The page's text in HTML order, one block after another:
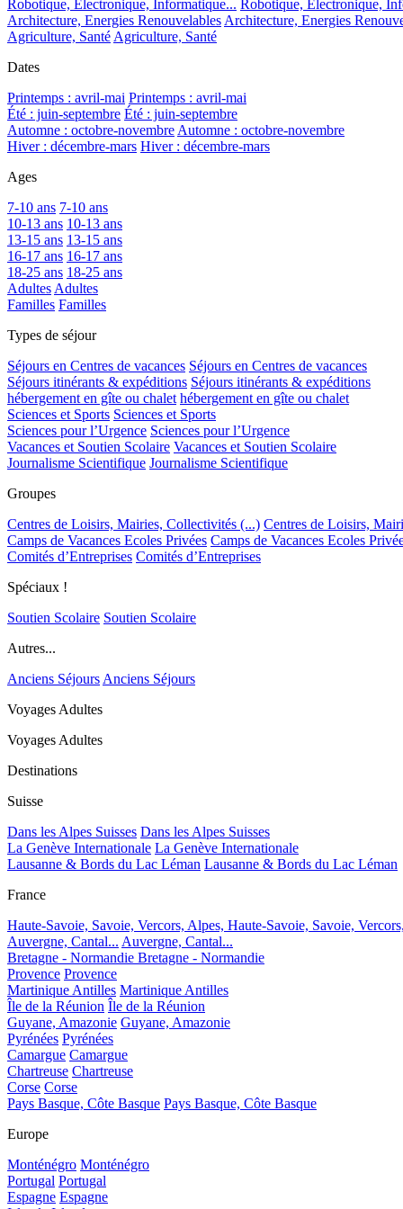
Robotique, Electronique, Informatique... Robotique, Electronique,
Architecture, Energies Renouvelables Architecture, Energies
Agriculture, Santé Agriculture, Santé
Dates
Printemps : avril-mai Printemps : avril-mai
Été : juin-septembre Été : juin-septembre
Automne : octobre-novembre Automne : octobre-novembre
Hiver : décembre-mars Hiver : décembre-mars
Ages
7-10 ans 7-10 ans
10-13 ans 10-13 ans
13-15 ans 13-15 ans
16-17 ans 16-17 ans
18-25 ans 18-25 ans
Adultes Adultes
Familles Familles
Types de séjour
Séjours en Centres de vacances Séjours en Centres de vacances
Séjours itinérants & expéditions Séjours itinérants & expéditions
hébergement en gîte ou chalet hébergement en gîte ou chalet
Sciences et Sports Sciences et Sports
Sciences pour l’Urgence Sciences pour l’Urgence
Vacances et Soutien Scolaire Vacances et Soutien Scolaire
Journalisme Scientifique Journalisme Scientifique
Groupes
Centres de Loisirs, Mairies, Collectivités (...) Centres de Loisirs,
Camps de Vacances Ecoles Privées Camps de Vacances Ecoles
Comités d’Entreprises Comités d’Entreprises
Spéciaux !
Soutien Scolaire Soutien Scolaire
Autres...
Anciens Séjours Anciens Séjours
Voyages Adultes
Voyages Adultes
Destinations
Suisse
Dans les Alpes Suisses Dans les Alpes Suisses
La Genève Internationale La Genève Internationale
Lausanne & Bords du Lac Léman Lausanne & Bords du Lac Léman
France
Haute-Savoie, Savoie, Vercors, Alpes, Haute-Savoie, Savoie,
Auvergne, Cantal... Auvergne, Cantal...
Bretagne - Normandie Bretagne - Normandie
Provence Provence
Martinique Antilles Martinique Antilles
Île de la Réunion Île de la Réunion
Guyane, Amazonie Guyane, Amazonie
Pyrénées Pyrénées
Camargue Camargue
Chartreuse Chartreuse
Corse Corse
Pays Basque, Côte Basque Pays Basque, Côte Basque
Europe
Monténégro Monténégro
Portugal Portugal
Espagne Espagne